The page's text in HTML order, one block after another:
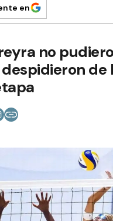
en
no
de